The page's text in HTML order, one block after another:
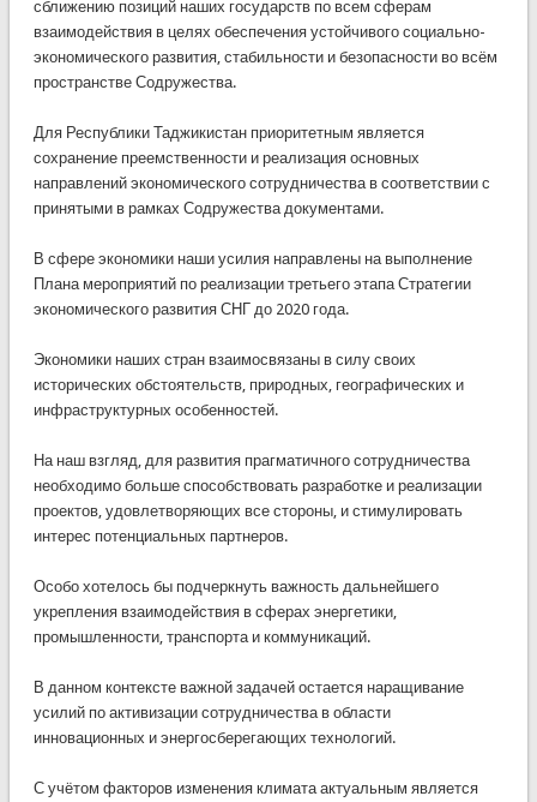
сближению позиций наших государств по всем сферам
взаимодействия в целях обеспечения устойчивого социально-
экономического развития, стабильности и безопасности во всём
пространстве Содружества.
Для Республики Таджикистан приоритетным является
сохранение преемственности и реализация основных
направлений экономического сотрудничества в соответствии с
принятыми в рамках Содружества документами.
В сфере экономики наши усилия направлены на выполнение
Плана мероприятий по реализации третьего этапа Стратегии
экономического развития СНГ до 2020 года.
Экономики наших стран взаимосвязаны в силу своих
исторических обстоятельств, природных, географических и
инфраструктурных особенностей.
На наш взгляд, для развития прагматичного сотрудничества
необходимо больше способствовать разработке и реализации
проектов, удовлетворяющих все стороны, и стимулировать
интерес потенциальных партнеров.
Особо хотелось бы подчеркнуть важность дальнейшего
укрепления взаимодействия в сферах энергетики,
промышленности, транспорта и коммуникаций.
В данном контексте важной задачей остается наращивание
усилий по активизации сотрудничества в области
инновационных и энергосберегающих технологий.
С учётом факторов изменения климата актуальным является